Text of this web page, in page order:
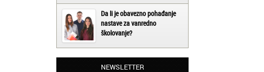
Da li je obavezno pohađanje
nastave za vanredno
školovanje?
NEWSLETTER
Beograd - Slavica: